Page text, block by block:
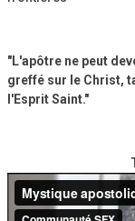
"L'apôtre ne peut
greffé sur le Christ,
l'Esprit Saint."